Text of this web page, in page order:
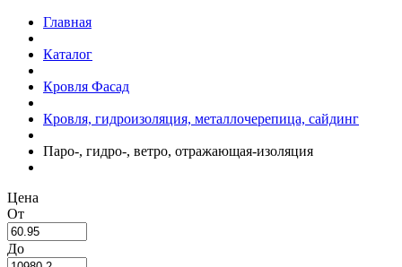
Главная
Каталог
Кровля Фасад
Кровля, гидроизоляция, металлочерепица, сайдинг
Паро-, гидро-, ветро, отражающая-изоляция
Цена
От
До